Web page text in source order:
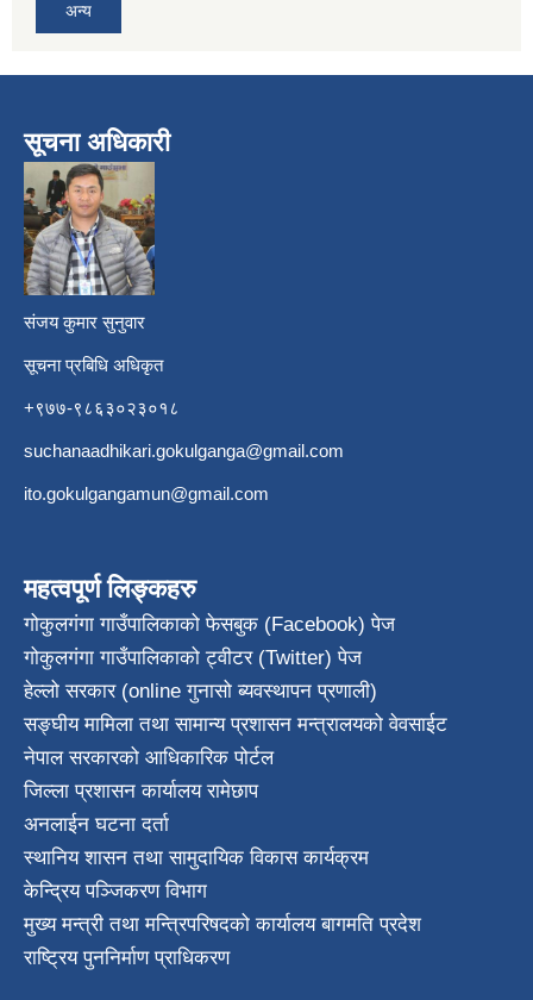
अन्य
सूचना अधिकारी
संजय कुमार सुनुवार
सूचना प्रबिधि अधिकृत
+९७७-९८६३०२३०१८
suchanaadhikari.gokulganga@gmail.com
ito.gokulgangamun@gmail.com
महत्वपूर्ण लिङ्कहरु
गोकुलगंगा गाउँपालिकाको फेसबुक (Facebook) पेज
गोकुलगंगा गाउँपालिकाको ट्वीटर (Twitter) पेज
हेल्लो सरकार (online गुनासो ब्यवस्थापन प्रणाली)
सङ्घीय मामिला तथा सामान्य प्रशासन मन्त्रालयको वेवसाईट
नेपाल सरकारको आधिकारिक पोर्टल
जिल्ला प्रशासन कार्यालय रामेछाप
अनलाईन घटना दर्ता
स्थानिय शासन तथा सामुदायिक विकास कार्यक्रम
केन्द्रिय पञ्जिकरण विभाग
मुख्य मन्त्री तथा मन्त्रिपरिषदको कार्यालय बागमति प्रदेश
राष्ट्रिय पुननिर्माण प्राधिकरण